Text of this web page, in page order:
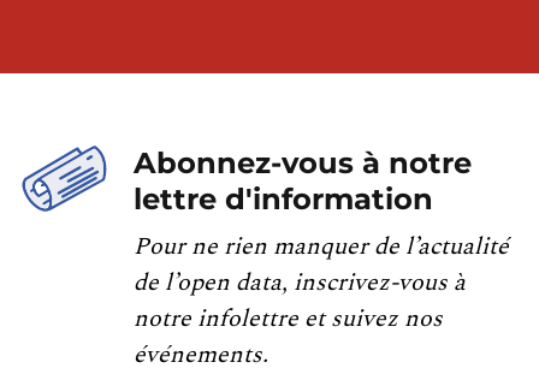
Abonnez-vous à notre
lettre d'information
Pour ne rien manquer de l’actualité
de l’open data, inscrivez-vous à
notre infolettre et suivez nos
événements.